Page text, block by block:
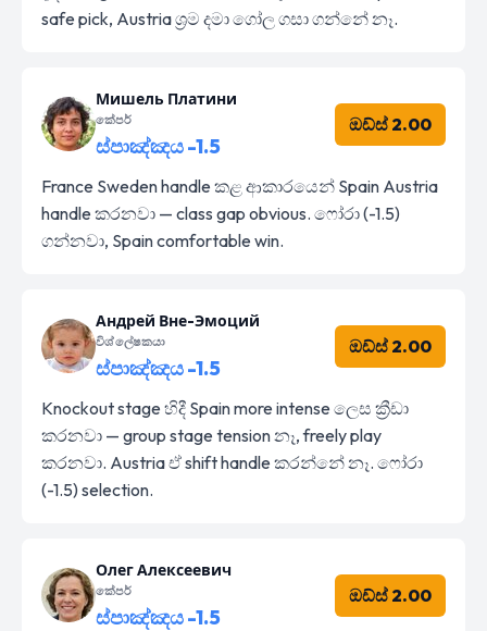
safe pick, Austria ශ්‍රම දමා ගෝල ගසා ගන්නේ නෑ.
Мишель Платини
කේපර්
ස්පාඤ්ඤය -1.5
ඔඩ්ස් 2.00
France Sweden handle කළ ආකාරයෙන් Spain Austria
handle කරනවා — class gap obvious. ෆෝරා (-1.5)
ගන්නවා, Spain comfortable win.
Андрей Вне-Эмоций
විශ්ලේෂකයා
ස්පාඤ්ඤය -1.5
ඔඩ්ස් 2.00
Knockout stage හිදී Spain more intense ලෙස ක්‍රීඩා
කරනවා — group stage tension නෑ, freely play
කරනවා. Austria ඒ shift handle කරන්නේ නෑ. ෆෝරා
(-1.5) selection.
Олег Алексеевич
කේපර්
ස්පාඤ්ඤය -1.5
ඔඩ්ස් 2.00